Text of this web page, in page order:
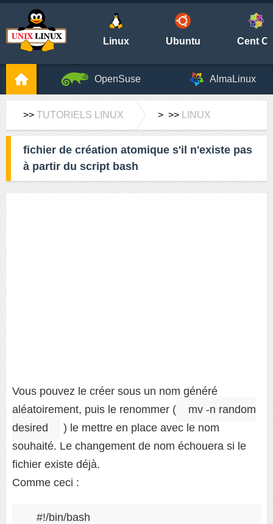
Linux Ubuntu Cent
OpenSuse AlmaLinux
>> TUTORIELS LINUX > >> LINUX
fichier de création atomique s'il n'existe pas
à partir du script bash
Vous pouvez le créer sous un nom généré
aléatoirement, puis le renommer (
mv -n random
desired
) le mettre en place avec le nom
souhaité. Le changement de nom échouera si le
fichier existe déjà.
Comme ceci :
#!/bin/bash